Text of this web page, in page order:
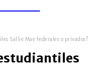
Sallie Mae federales o privados?